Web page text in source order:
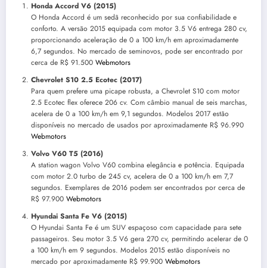
Honda Accord V6 (2015)
O Honda Accord é um sedã reconhecido por sua confiabilidade e
conforto. A versão 2015 equipada com motor 3.5 V6 entrega 280 cv,
proporcionando aceleração de 0 a 100 km/h em aproximadamente
6,7 segundos. No mercado de seminovos, pode ser encontrado por
cerca de R$ 91.500 Webmotors
Chevrolet S10 2.5 Ecotec (2017)
Para quem prefere uma picape robusta, a Chevrolet S10 com motor
2.5 Ecotec flex oferece 206 cv. Com câmbio manual de seis marchas,
acelera de 0 a 100 km/h em 9,1 segundos. Modelos 2017 estão
disponíveis no mercado de usados por aproximadamente R$ 96.990
Webmotors
Volvo V60 T5 (2016)
A station wagon Volvo V60 combina elegância e potência. Equipada
com motor 2.0 turbo de 245 cv, acelera de 0 a 100 km/h em 7,7
segundos. Exemplares de 2016 podem ser encontrados por cerca de
R$ 97.900 Webmotors
Hyundai Santa Fe V6 (2015)
O Hyundai Santa Fe é um SUV espaçoso com capacidade para sete
passageiros. Seu motor 3.5 V6 gera 270 cv, permitindo acelerar de 0
a 100 km/h em 9 segundos. Modelos 2015 estão disponíveis no
mercado por aproximadamente R$ 99.900 Webmotors